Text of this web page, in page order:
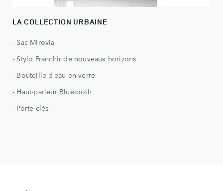
LA COLLECTION URBAINE
- Sac Mirovia
- Stylo Franchir de nouveaux horizons
- Bouteille d’eau en verre
- Haut-parleur Bluetooth
- Porte-clés